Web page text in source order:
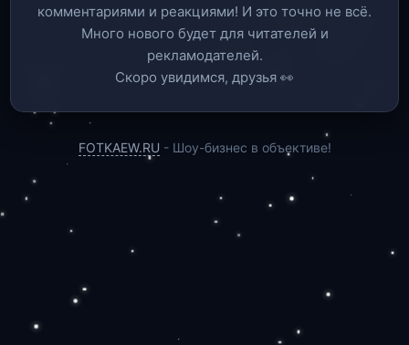
комментариями и реакциями! И это точно не всё.
Много нового будет для читателей и
рекламодателей.
Скоро увидимся, друзья 👀
FOTKAEW.RU - Шоу-бизнес в объективе!